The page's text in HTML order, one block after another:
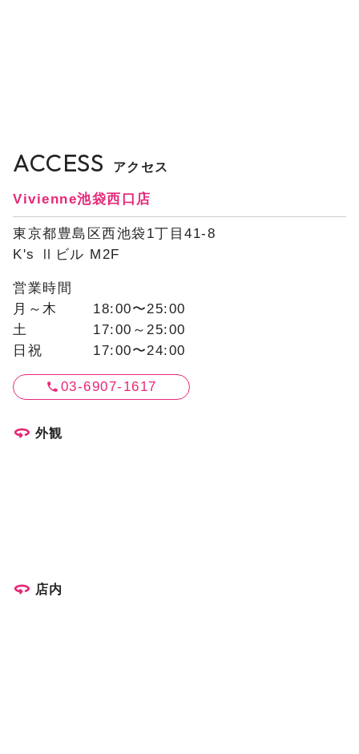
ACCESS アクセス
Vivienne池袋西口店
東京都豊島区西池袋1丁目41-8
K's Ⅱビル M2F
営業時間
月～木
18:00〜25:00
土
17:00～25:00
日祝
17:00〜24:00
03-6907-1617
外観
店内